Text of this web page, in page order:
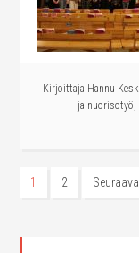
Kirjoittaja Hannu
ja nuorisotyö,
1 2